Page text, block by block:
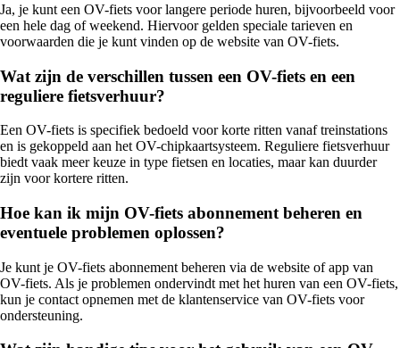
Ja, je kunt een OV-fiets voor langere periode huren, bijvoorbeeld voor
een hele dag of weekend. Hiervoor gelden speciale tarieven en
voorwaarden die je kunt vinden op de website van OV-fiets.
Wat zijn de verschillen tussen een OV-fiets en een
reguliere fietsverhuur?
Een OV-fiets is specifiek bedoeld voor korte ritten vanaf treinstations
en is gekoppeld aan het OV-chipkaartsysteem. Reguliere fietsverhuur
biedt vaak meer keuze in type fietsen en locaties, maar kan duurder
zijn voor kortere ritten.
Hoe kan ik mijn OV-fiets abonnement beheren en
eventuele problemen oplossen?
Je kunt je OV-fiets abonnement beheren via de website of app van
OV-fiets. Als je problemen ondervindt met het huren van een OV-fiets,
kun je contact opnemen met de klantenservice van OV-fiets voor
ondersteuning.